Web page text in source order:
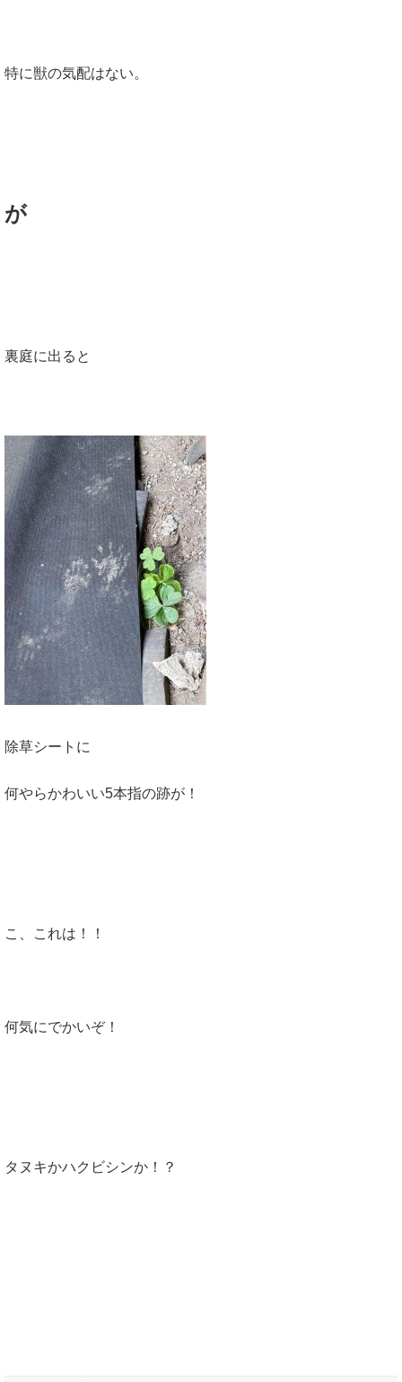
特に獣の気配はない。
が
裏庭に出ると
除草シートに
何やらかわいい5本指の跡が！
こ、これは！！
何気にでかいぞ！
タヌキかハクビシンか！？